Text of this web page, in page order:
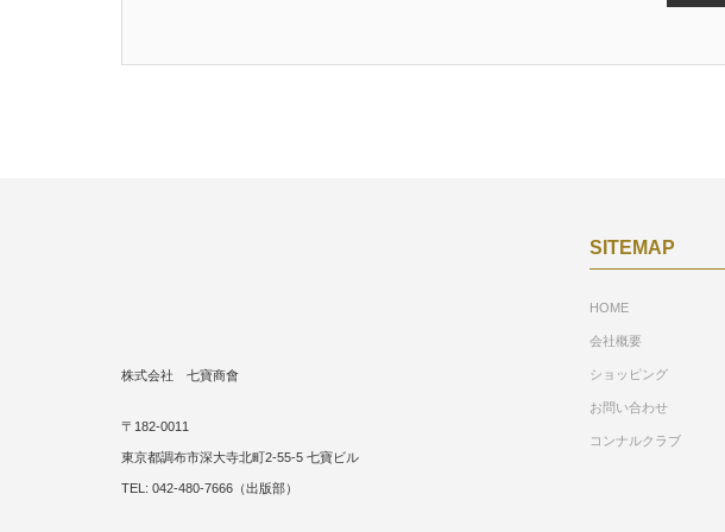
ただし、以下のような場合は個人情報に関して開示できるものとします。
・法令に基づく開示要請があった場合（警察からの捜査協力等）。
・公衆衛生の向上または児童の健全な育成推進のために特に必要がある場合で、
かつ本人の同意を得ることが困難である場合。
株式会社 七寶商會
〒182-0011
東京都調布市深大寺北町2-55-5 七寶ビル
TEL: 042-480-7666（出版部）
SITEMAP
HOME
会社概要
ショッピング
お問い合わせ
コンナルクラブ